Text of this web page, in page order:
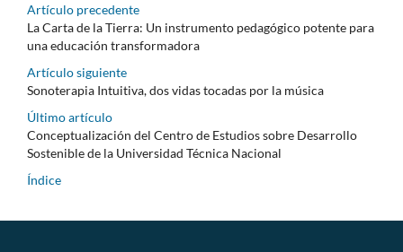
Artículo precedente
La Carta de la Tierra: Un instrumento pedagógico potente para
una educación transformadora
Artículo siguiente
Sonoterapia Intuitiva, dos vidas tocadas por la música
Último artículo
Conceptualización del Centro de Estudios sobre Desarrollo
Sostenible de la Universidad Técnica Nacional
Índice